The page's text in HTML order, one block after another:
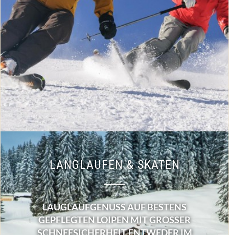
LANGLAUFEN & SKATEN
LAUGLAUFGENUSS AUF BESTENS
GEPFLEGTEN LOIPEN MIT GROSSER S
CHNEESICHERHEIT ENTWEDER IM K